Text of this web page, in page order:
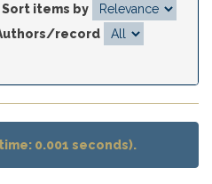
Sort items by
record
0.001 seconds).